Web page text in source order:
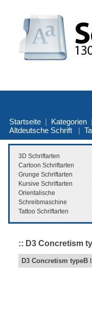
Startseite | Kategorien
Altdeutsche Schrift |
3D Schriftarten
Cartoon Schriftarten
Grunge Schriftarten
Kursive Schriftarten
Orientalische
Schreibmaschine
Tattoo Schriftarten
:: D3 Concretism
D3 Concretism typeB